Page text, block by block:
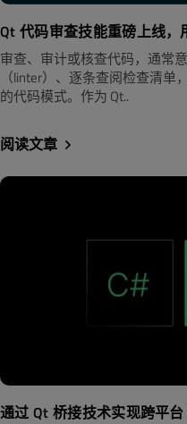
Qt 代码审查技能重磅上线，
审查、审计或核查代码，通常
（linter）、逐条查阅检查清
的代码模式。作为 Qt..
阅读文章
通过 Qt 桥接技术实现跨平台